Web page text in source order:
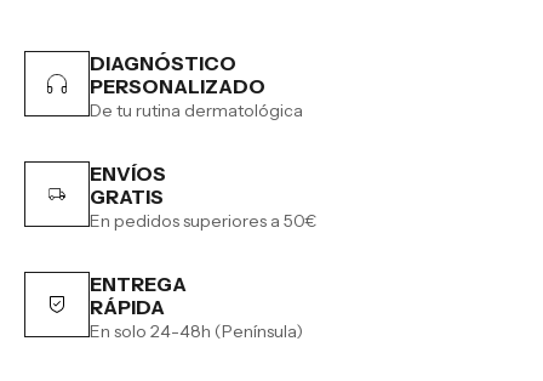
DIAGNÓSTICO
PERSONALIZADO
De tu rutina dermatológica
ENVÍOS
GRATIS
En pedidos superiores a 50€
ENTREGA
RÁPIDA
En solo 24-48h (Península)